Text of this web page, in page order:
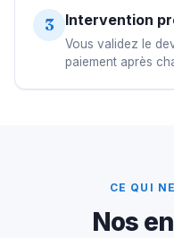
3 Intervention
Vous validez le
paiement après
CE QUI
Nos